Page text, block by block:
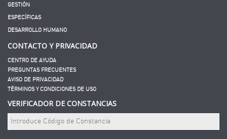
GESTIÓN
ESPECÍFICAS
DESARROLLO HUMANO
CONTACTO Y PRIVACIDAD
CENTRO DE AYUDA
PREGUNTAS FRECUENTES
AVISO DE PRIVACIDAD
TÉRMINOS Y CONDICIONES DE USO
VERIFICADOR DE CONSTANCIAS